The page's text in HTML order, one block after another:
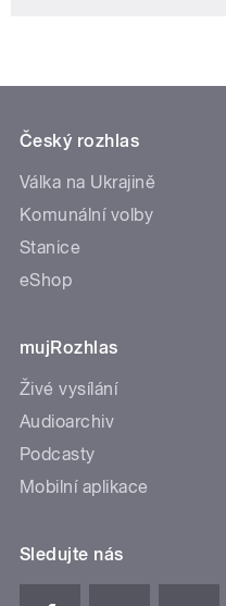
Český rozhlas
Válka na Ukrajině
Komunální volby
Stanice
eShop
mujRozhlas
Živé vysílání
Audioarchiv
Podcasty
Mobilní aplikace
Sledujte nás